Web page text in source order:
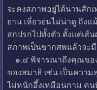
จะคงสภาพอยู่ได้นานสัก
ยาน เหี่ยวย่นไม่น่าดู ถึงแ
สกปรกไปทั้งตัว ตั้งแต่เส้
สภาพเป็นซากศพแล้วจะ
๑.๔ พิจารณาถึงคุณขอ
ของสมาธิ เช่น เป็นควา
ไม่หนักอึ้งเหมือนกาม ค